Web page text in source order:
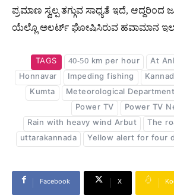
ಪ್ರಮಾಣ ಸ್ವಲ್ಪ ತಗ್ಗುವ ಸಾಧ್ಯತೆ ಇದೆ, ಆದ್ದರಿಂದ
ಯೆಲ್ಲೊ ಅಲರ್ಟ್​ ಘೋಷಿಸಿರುವ ಹವಾಮಾನ
TAGS 40-50 km per hour At
Honnavar
Impeding fishing
Kumta
Meteorological Department
Power TV
Power TV
Rain with heavy wind Arbut
The
uttarakannada
Yellow alert for four
Facebook X